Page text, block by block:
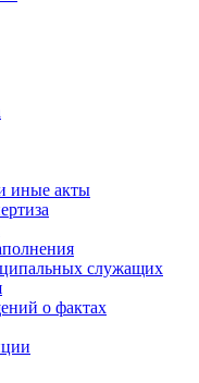
иные акты
служащих
о фактах